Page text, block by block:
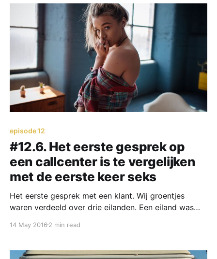
Klanten helpen met administratieve
episode 12
#12.6. Het eerste gesprek op
een callcenter is te vergelijken
met de eerste keer seks
Het eerste gesprek met een klant. Wij groentjes
waren verdeeld over drie eilanden. Een eiland was
bureaus die tegen elkaar aan waren gezet. Elk eiland
geluidsscherm ertussen. Iedereen had beschikking
14 May 2016 2 min read